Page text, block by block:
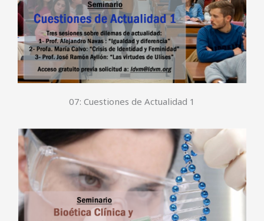
07: Cuestiones de Actualidad 1